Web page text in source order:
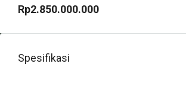
Rp2.850.000.000
Spesifikasi